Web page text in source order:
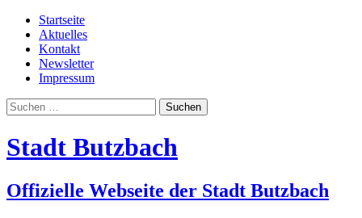
Startseite
Aktuelles
Kontakt
Newsletter
Impressum
Suchen
nach:
Stadt Butzbach
Offizielle Webseite der Stadt Butzbach